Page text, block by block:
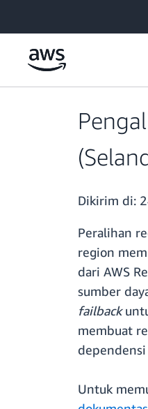
Dikirim di:
Peralihan
region
dari AWS
sumber
failback
membuat
Untuk